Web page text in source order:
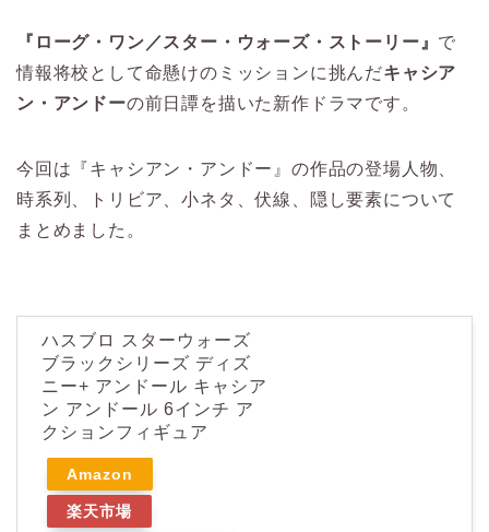
『ローグ・ワン／スター・ウォーズ・ストーリー』 で
情報将校として命懸けのミッションに挑んだキャシア
ン・アンドーの前日譚を描いた新作ドラマです。
今回は『キャシアン・アンドー』の作品の登場人物、
時系列、トリビア、小ネタ、伏線、隠し要素について
まとめました。
ハスブロ スターウォーズ
ブラックシリーズ ディズ
ニー+ アンドール キャシア
ン アンドール 6インチ ア
クションフィギュア
Amazon
楽天市場